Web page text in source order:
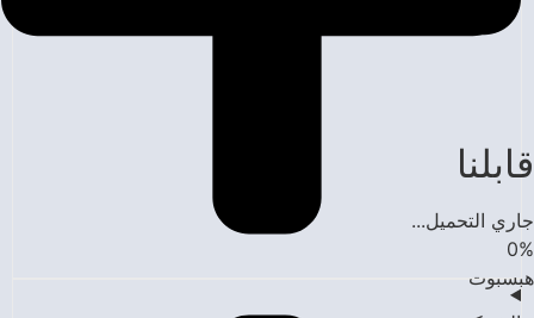
قابلنا
جاري التحميل...
0%
هبسبوت